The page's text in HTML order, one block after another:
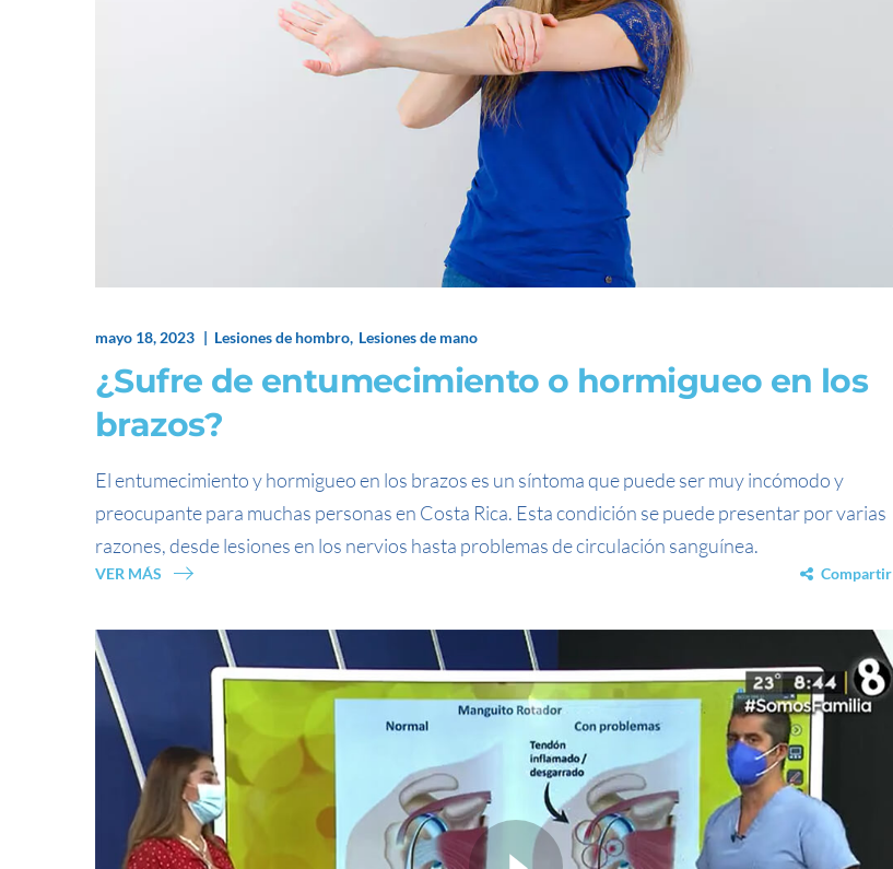
mayo 18, 2023 Lesiones de hombro Lesiones de mano
¿Sufre de entumecimiento o hormigueo en los
brazos?
El entumecimiento y hormigueo en los brazos es un síntoma que puede ser muy incómodo y
preocupante para muchas personas en Costa Rica. Esta condición se puede presentar por varias
razones, desde lesiones en los nervios hasta problemas de circulación sanguínea.
VER MÁS Compartir